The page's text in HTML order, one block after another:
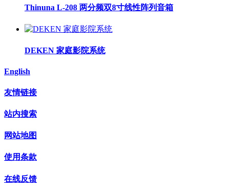
Thinuna L-208 两分频双8寸线性阵列音箱
DEKEN 家庭影院系统
English
友情链接
站内搜索
网站地图
使用条款
在线反馈